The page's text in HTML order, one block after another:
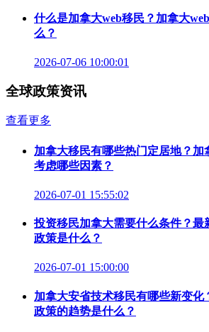
什么是加拿大web移民？加拿大
么？
2026-07-06 10:00:01
全球政策资讯
查看更多
加拿大移民有哪些热门定居地？加
考虑哪些因素？
2026-07-01 15:55:02
投资移民加拿大需要什么条件？最
政策是什么？
2026-07-01 15:00:00
加拿大安省技术移民有哪些新变化
政策的趋势是什么？